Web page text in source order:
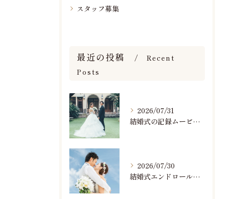
スタッフ募集
最近の投稿
Recent
Posts
2026/07/31
結婚式の記録ムービーの映像撮影スタッフを募集中です
2026/07/30
結婚式エンドロールで人気のおすすめBGM楽曲ランキング！(7/29最新)